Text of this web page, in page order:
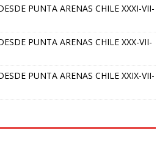
PUNTA ARENAS CHILE XXXI-VII-
PUNTA ARENAS CHILE XXX-VII-
PUNTA ARENAS CHILE XXIX-VII-